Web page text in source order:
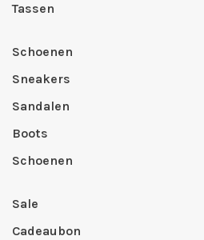
Tassen
Schoenen
Sneakers
Sandalen
Boots
Schoenen
Sale
Cadeaubon